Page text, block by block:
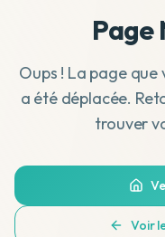
Page
Oups ! La page que
a été déplacée.
trouver
Voir